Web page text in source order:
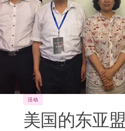
活动
美国的东亚